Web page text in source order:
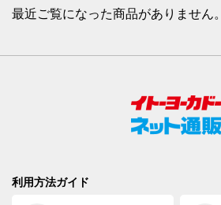
最近ご覧になった商品がありません。
利用方法ガイド